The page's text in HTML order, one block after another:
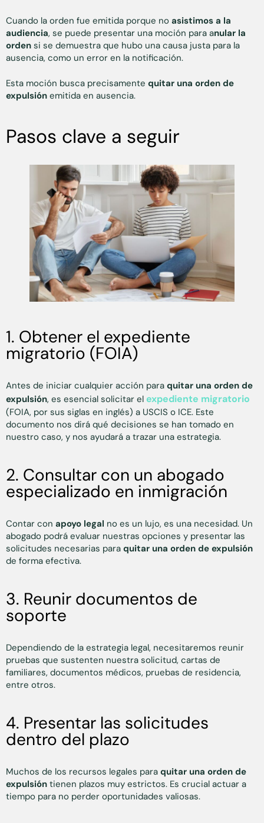
Cuando la orden fue emitida porque no asistimos a la
audiencia, se puede presentar una moción para anular la
orden si se demuestra que hubo una causa justa para la
ausencia, como un error en la notificación.
Esta moción busca precisamente quitar una orden de
expulsión emitida en ausencia.
Pasos clave a seguir
1. Obtener el expediente
migratorio (FOIA)
Antes de iniciar cualquier acción para quitar una orden de
expulsión, es esencial solicitar el expediente migratorio
(FOIA, por sus siglas en inglés) a USCIS o ICE. Este
documento nos dirá qué decisiones se han tomado en
nuestro caso, y nos ayudará a trazar una estrategia.
2. Consultar con un abogado
especializado en inmigración
Contar con apoyo legal no es un lujo, es una necesidad. Un
abogado podrá evaluar nuestras opciones y presentar las
solicitudes necesarias para quitar una orden de expulsión
de forma efectiva.
3. Reunir documentos de
soporte
Dependiendo de la estrategia legal, necesitaremos reunir
pruebas que sustenten nuestra solicitud, cartas de
familiares, documentos médicos, pruebas de residencia,
entre otros.
4. Presentar las solicitudes
dentro del plazo
Muchos de los recursos legales para quitar una orden de
expulsión tienen plazos muy estrictos. Es crucial actuar a
tiempo para no perder oportunidades valiosas.